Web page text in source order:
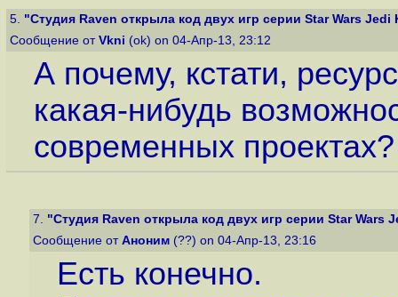
5. "Студия Raven открыла код двух игр серии Star Wars Jedi
Сообщение от Vkni (ok) on 04-Апр-13, 23:12
А почему, кстати,
какая-нибудь
современных проектах?
7. "Студия Raven открыла код двух игр серии Star Wars
Сообщение от Аноним (??) on 04-Апр-13, 23:16
Есть конечно.